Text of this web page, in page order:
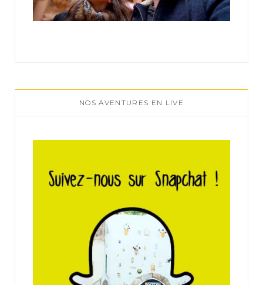
NOS AVENTURES EN LIVE